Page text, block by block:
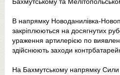
В напрямку Новоданилівка-
закріплюються на досягнутих
ураження артилерією по
здійснюють заходи
На Бахмутському напрямку